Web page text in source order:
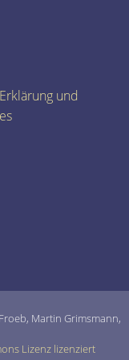
und
Martin Grimsmann,
Lizenz lizenziert